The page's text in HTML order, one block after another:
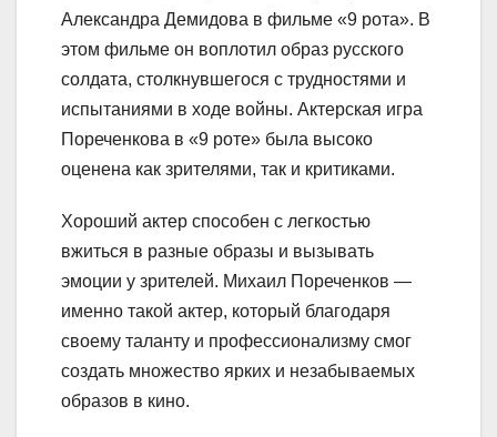
Александра Демидова в фильме «9 рота». В
этом фильме он воплотил образ русского
солдата, столкнувшегося с трудностями и
испытаниями в ходе войны. Актерская игра
Пореченкова в «9 роте» была высоко
оценена как зрителями, так и критиками.
Хороший актер способен с легкостью
вжиться в разные образы и вызывать
эмоции у зрителей. Михаил Пореченков —
именно такой актер, который благодаря
своему таланту и профессионализму смог
создать множество ярких и незабываемых
образов в кино.